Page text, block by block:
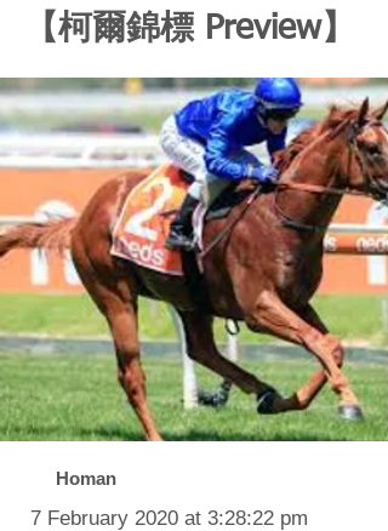
【柯爾錦標 Preview】
Homan
7 February 2020 at 3:28:22 pm